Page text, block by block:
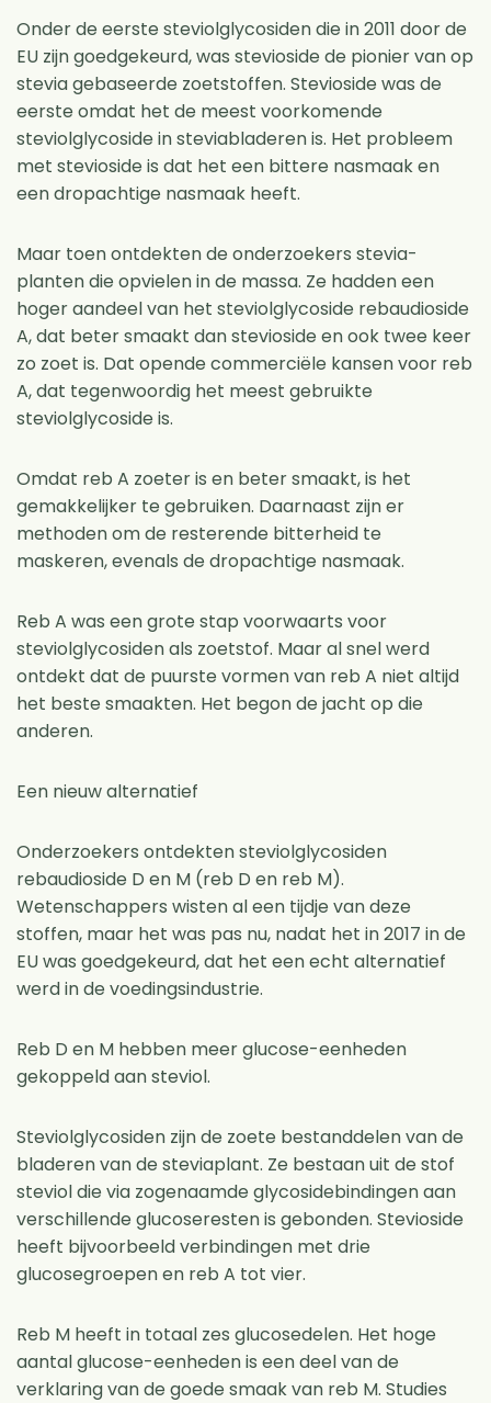
Onder de eerste steviolglycosiden die in 2011 door de
EU zijn goedgekeurd, was stevioside de pionier van op
stevia gebaseerde zoetstoffen. Stevioside was de
eerste omdat het de meest voorkomende
steviolglycoside in steviabladeren is. Het probleem
met stevioside is dat het een bittere nasmaak en
een dropachtige nasmaak heeft.
Maar toen ontdekten de onderzoekers stevia-
planten die opvielen in de massa. Ze hadden een
hoger aandeel van het steviolglycoside rebaudioside
A, dat beter smaakt dan stevioside en ook twee keer
zo zoet is. Dat opende commerciële kansen voor reb
A, dat tegenwoordig het meest gebruikte
steviolglycoside is.
Omdat reb A zoeter is en beter smaakt, is het
gemakkelijker te gebruiken. Daarnaast zijn er
methoden om de resterende bitterheid te
maskeren, evenals de dropachtige nasmaak.
Reb A was een grote stap voorwaarts voor
steviolglycosiden als zoetstof. Maar al snel werd
ontdekt dat de puurste vormen van reb A niet altijd
het beste smaakten. Het begon de jacht op die
anderen.
Een nieuw alternatief
Onderzoekers ontdekten steviolglycosiden
rebaudioside D en M (reb D en reb M).
Wetenschappers wisten al een tijdje van deze
stoffen, maar het was pas nu, nadat het in 2017 in de
EU was goedgekeurd, dat het een echt alternatief
werd in de voedingsindustrie.
Reb D en M hebben meer glucose-eenheden
gekoppeld aan steviol.
Steviolglycosiden zijn de zoete bestanddelen van de
bladeren van de steviaplant. Ze bestaan ​​uit de stof
steviol die via zogenaamde glycosidebindingen aan
verschillende glucoseresten is gebonden. Stevioside
heeft bijvoorbeeld verbindingen met drie
glucosegroepen en reb A tot vier.
Reb M heeft in totaal zes glucosedelen. Het hoge
aantal glucose-eenheden is een deel van de
verklaring van de goede smaak van reb M. Studies